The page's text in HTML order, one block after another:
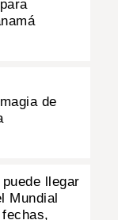
de
llegar
Mundial